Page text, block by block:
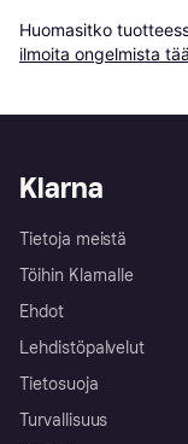
Huomasitko
ilmoita ongelmista
Klarna
Tietoja meistä
Töihin Klarnalle
Ehdot
Lehdistöpalvelut
Tietosuoja
Turvallisuus